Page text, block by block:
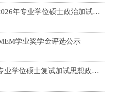
中美物流研究院2026年专业学位硕士政治加试成绩公示
学业奖学金评选公示
中美物流研究院专业学位硕士复试加试思想政治理论大纲（2026）